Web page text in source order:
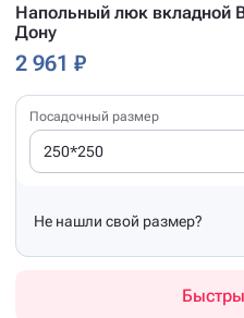
Напольный люк вкладной
Дону
2 961 ₽
Посадочный размер
250*250
Не нашли свой размер?